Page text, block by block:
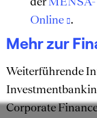
Online .
Mehr zur
Weiterführende
Corporate